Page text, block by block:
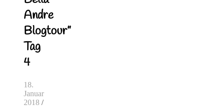
Andre
Blogtour”
Tag
4
18.
Januar
2018 /